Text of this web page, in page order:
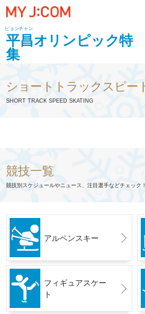
ピョンチャン
平昌オリンピック特
集
ショートトラックスピー
SHORT TRACK SPEED SKATING
競技一覧
競技別スケジュールやニュース、注目選手などチェック！
アルペンスキー
フィギュアスケー
ト